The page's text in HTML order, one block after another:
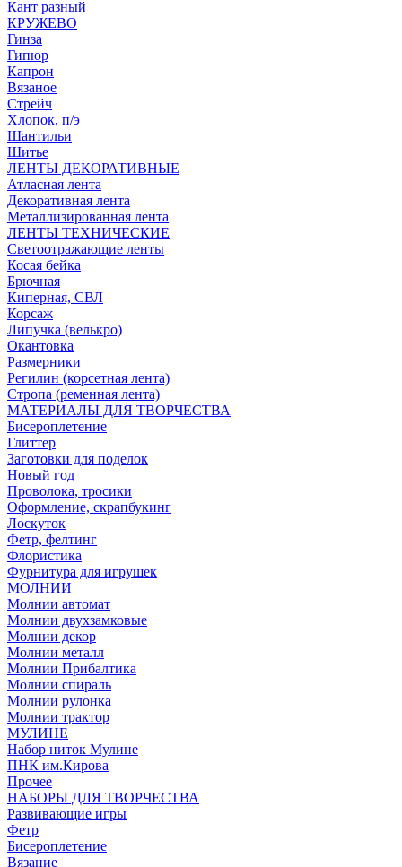
Кант разный
КРУЖЕВО
Гинза
Гипюр
Капрон
Вязаное
Стрейч
Хлопок, п/э
Шантильи
Шитье
ЛЕНТЫ ДЕКОРАТИВНЫЕ
Атласная лента
Декоративная лента
Металлизированная лента
ЛЕНТЫ ТЕХНИЧЕСКИЕ
Светоотражающие ленты
Косая бейка
Брючная
Киперная, СВЛ
Корсаж
Липучка (велькро)
Окантовка
Размерники
Регилин (корсетная лента)
Стропа (ременная лента)
МАТЕРИАЛЫ ДЛЯ ТВОРЧЕСТВА
Бисероплетение
Глиттер
Заготовки для поделок
Новый год
Проволока, тросики
Оформление, скрапбукинг
Лоскуток
Фетр, фелтинг
Флористика
Фурнитура для игрушек
МОЛНИИ
Молнии автомат
Молнии двухзамковые
Молнии декор
Молнии металл
Молнии Прибалтика
Молнии спираль
Молнии рулонка
Молнии трактор
МУЛИНЕ
Набор ниток Мулине
ПНК им.Кирова
Прочее
НАБОРЫ ДЛЯ ТВОРЧЕСТВА
Развивающие игры
Фетр
Бисероплетение
Вязание